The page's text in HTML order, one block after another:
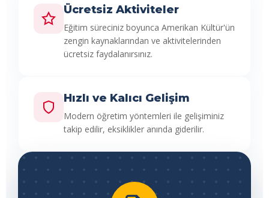
Ücretsiz Aktiviteler
Eğitim süreciniz boyunca Amerikan Kültür'ün
zengin kaynaklarından ve aktivitelerinden
ücretsiz faydalanırsınız.
Hızlı ve Kalıcı Gelişim
Modern öğretim yöntemleri ile gelişiminiz
takip edilir, eksiklikler anında giderilir.